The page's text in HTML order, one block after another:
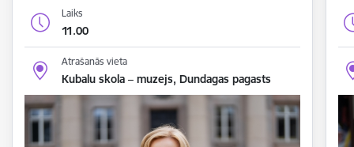
Laiks
11.00
Atrašanās vieta
Kubalu skola – muzejs, Dundagas pagasts